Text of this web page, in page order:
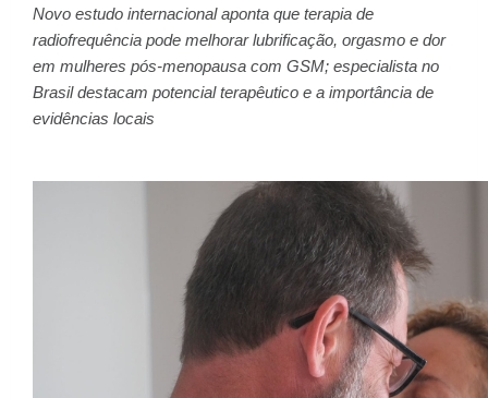
Novo estudo internacional aponta que terapia de
radiofrequência pode melhorar lubrificação, orgasmo e dor
em mulheres pós-menopausa com GSM; especialista no
Brasil destacam potencial terapêutico e a importância de
evidências locais